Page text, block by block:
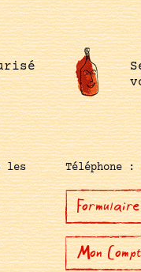
les
Téléphone :
Mon